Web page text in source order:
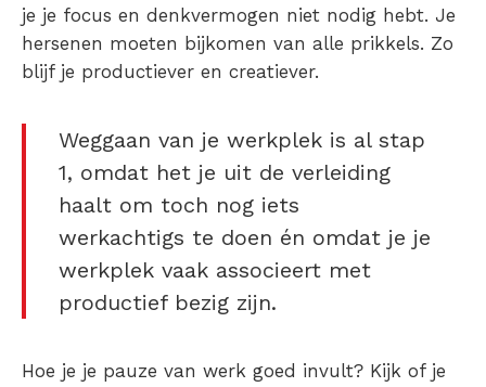
je je focus en denkvermogen niet nodig hebt. Je
hersenen moeten bijkomen van alle prikkels. Zo
blijf je productiever en creatiever.
Weggaan van je werkplek is al stap
1, omdat het je uit de verleiding
haalt om toch nog iets
werkachtigs te doen én omdat je je
werkplek vaak associeert met
productief bezig zijn.
Hoe je je pauze van werk goed invult? Kijk of je